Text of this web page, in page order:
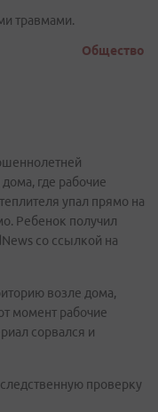
травмами.
Общество
где рабочие
упал прямо на
Ребенок получил
со ссылкой на
возле дома,
момент рабочие
сорвался и
проверку